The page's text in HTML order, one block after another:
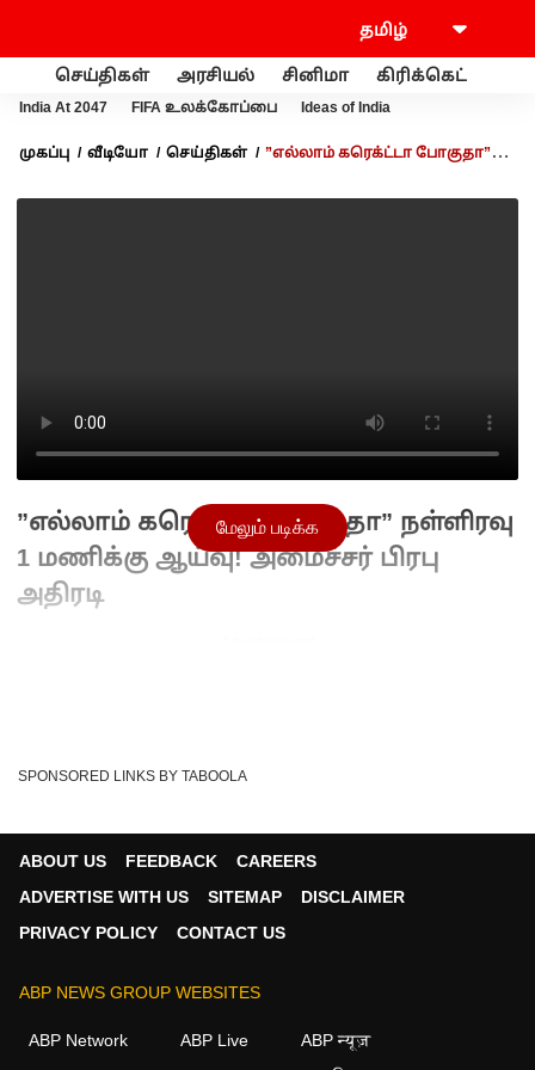
செய்திகள் அரசியல் சினிமா கிரிக்கெட்
India At 2047 FIFA உலக்கோப்பை Ideas of India
முகப்பு வீடியோ செய்திகள்
”எல்லாம் கரெக்ட்டா போகுதா”
”எல்லாம் கரெக்ட்டா போகுதா” நள்ளிரவு
1 மணிக்கு ஆய்வு! அமைச்சர் பிரபு
அதிரடி
Written By :ABP NADU
அமைச்சர் பிரபு நள்ளிரவு 1 மணிக்கு கேரளாவுக்கு கனிமங்கள்
மேலும் படிக்க
SPONSORED LINKS BY TABOOLA
ABOUT US FEEDBACK
CAREERS
ADVERTISE WITH US
SITEMAP
DISCLAIMER
PRIVACY POLICY
CONTACT US
ABP NEWS GROUP WEBSITES
ABP Network ABP Live
ABP न्यूज़